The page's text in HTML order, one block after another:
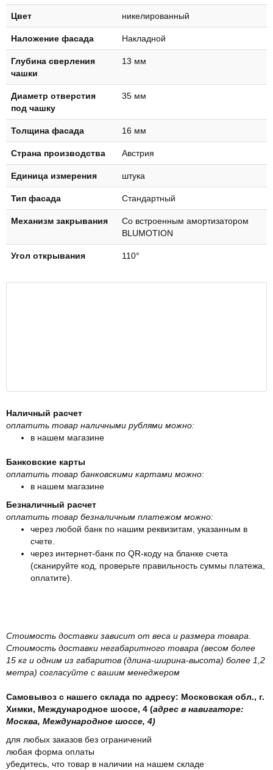
Цвет никелированный
Наложение фасада Накладной
Глубинa свeрлeния
чашки
13 мм
Диаметр отверстия
под чашку
35 мм
Толщина фасада 16 мм
Страна производства Австрия
Единица измерения штука
Тип фасада Стандартный
Механизм закрывания
Со встроенным амортизатором
BLUMOTION
Угол открывания 110°
Наличный расчет
оплатить товар наличными рублями можно:
в нашем магазине
Банковские карты
оплатить товар банковскими картами можно:
в нашем магазине
Безналичный расчет
оплатить товар безналичным платежом можно:
через любой банк по нашим реквизитам, указанным в
счете.
через интернет-банк по QR-коду на бланке счета
(сканируйте код, проверьте правильность суммы платежа,
оплатите).
Стоимость доставки зависит от веса и размера товара.
Стоимость доставки негабаритного товара (весом более
15 кг и одним из габаритов (длина-ширина-высота) более 1,2
метра) согласуйте с вашим менеджером
Самовывоз с нашего склада по адресу: Московская обл., г.
Химки, Международное шоссе, 4 (адрес в навигаторе:
Москва, Международное шоссе, 4)
для любых заказов без ограничений
любая форма оплаты
убедитесь, что товар в наличии на нашем складе